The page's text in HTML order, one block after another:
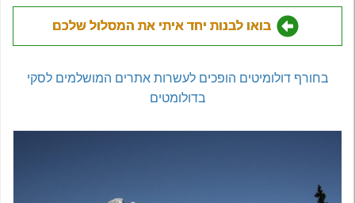
בואו לבנות יחד איתי את המסלול שלכם
בחורף דולומיטים הופכים לעשרות אתרים המושלמים לסקי
בדולומטים